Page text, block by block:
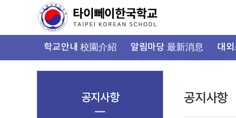
뉴
학교안내 校園介紹 알림마당 最新消息 대
공지사항
공지사항